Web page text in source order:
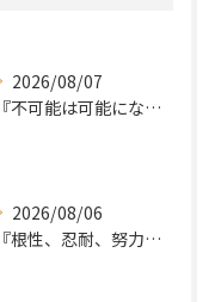
2026/08/07
『不可能は可能になる』
2026/08/06
『根性、忍耐、努力という言葉は死語なのか』